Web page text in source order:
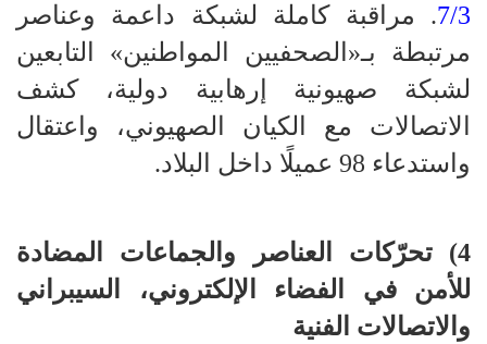
7/3. مراقبة كاملة لشبكة داعمة وعناصر
مرتبطة بـ«الصحفيين المواطنين» التابعين
لشبكة صهيونية إرهابية دولية، كشف
الاتصالات مع الكيان الصهيوني، واعتقال
واستدعاء 98 عميلًا داخل البلاد.
4) تحرّكات العناصر والجماعات المضادة
للأمن في الفضاء الإلكتروني، السيبراني
والاتصالات الفنية